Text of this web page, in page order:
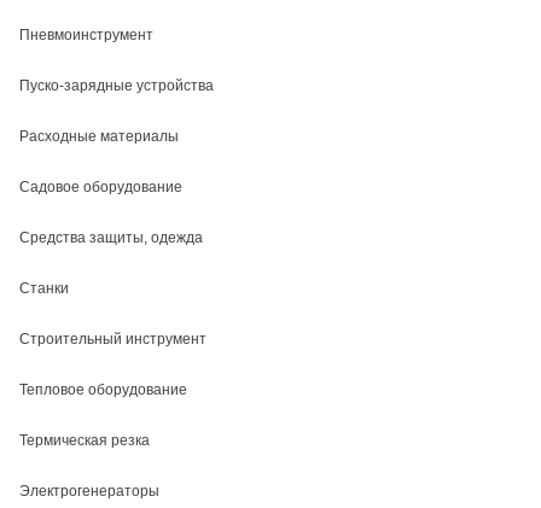
Пневмоинструмент
Пуско-зарядные устройства
Расходные материалы
Садовое оборудование
Средства защиты, одежда
Станки
Строительный инструмент
Тепловое оборудование
Термическая резка
Электрогенераторы